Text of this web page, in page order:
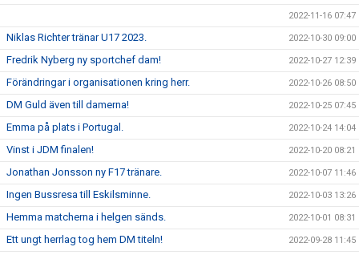
2022-11-16 07:47
Niklas Richter tränar U17 2023. 2022-10-30 09:00
Fredrik Nyberg ny sportchef dam! 2022-10-27 12:39
Förändringar i organisationen kring herr. 2022-10-26 08:50
DM Guld även till damerna! 2022-10-25 07:45
Emma på plats i Portugal. 2022-10-24 14:04
Vinst i JDM finalen! 2022-10-20 08:21
Jonathan Jonsson ny F17 tränare. 2022-10-07 11:46
Ingen Bussresa till Eskilsminne. 2022-10-03 13:26
Hemma matcherna i helgen sänds. 2022-10-01 08:31
Ett ungt herrlag tog hem DM titeln! 2022-09-28 11:45